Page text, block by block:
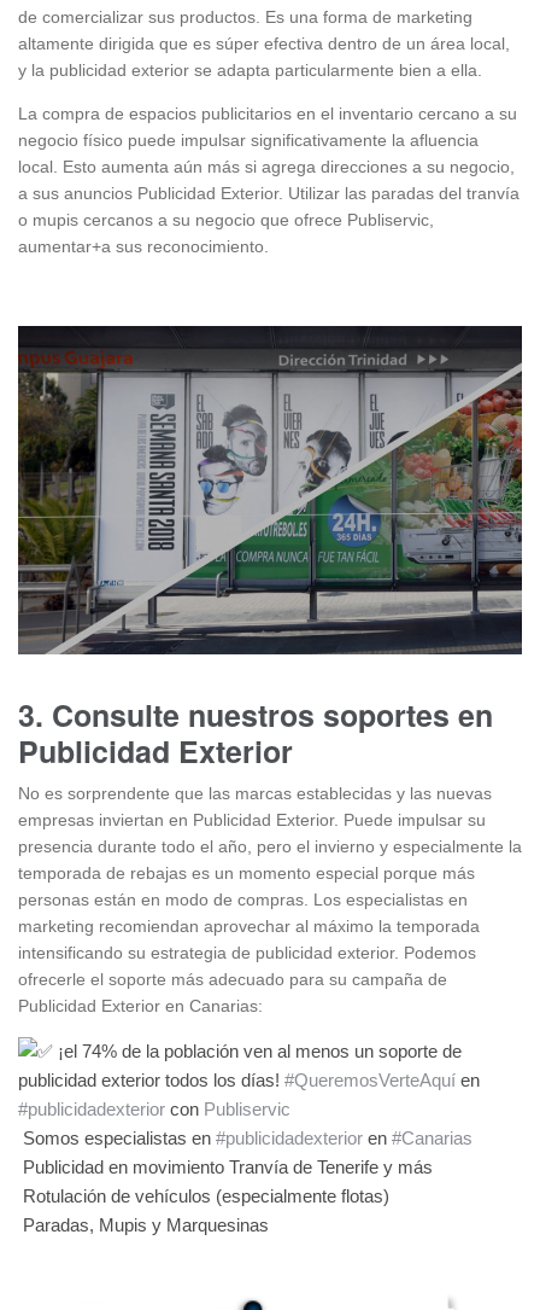
de comercializar sus productos. Es una forma de marketing
altamente dirigida que es súper efectiva dentro de un área local,
y la publicidad exterior se adapta particularmente bien a ella.
La compra de espacios publicitarios en el inventario cercano a su
negocio físico puede impulsar significativamente la afluencia
local. Esto aumenta aún más si agrega direcciones a su negocio,
a sus anuncios Publicidad Exterior. Utilizar las paradas del tranvía
o mupis cercanos a su negocio que ofrece Publiservic,
aumentar+a sus reconocimiento.
3. Consulte nuestros soportes en
Publicidad Exterior
No es sorprendente que las marcas establecidas y las nuevas
empresas inviertan en Publicidad Exterior. Puede impulsar su
presencia durante todo el año, pero el invierno y especialmente la
temporada de rebajas es un momento especial porque más
personas están en modo de compras. Los especialistas en
marketing recomiendan aprovechar al máximo la temporada
intensificando su estrategia de publicidad exterior. Podemos
ofrecerle el soporte más adecuado para su campaña de
Publicidad Exterior en Canarias:
¡el 74% de la población ven al menos un soporte de
publicidad exterior todos los días! #QueremosVerteAquí en
#publicidadexterior con Publiservic
Somos especialistas en #publicidadexterior en #Canarias
Publicidad en movimiento Tranvía de Tenerife y más
Rotulación de vehículos (especialmente flotas)
Paradas, Mupis y Marquesinas